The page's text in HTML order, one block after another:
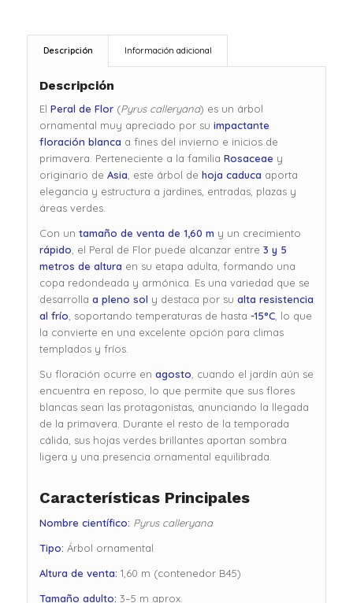
Descripción Información adicional
Descripción
El Peral de Flor(Pyrus calleryana) es un árbol
ornamental muy apreciado por su impactante
floración blanca a fines del invierno e inicios de
primavera. Perteneciente a la familia Rosaceae y
originario de Asia , este árbol de hoja caduca aporta
elegancia y estructura a jardines, entradas, plazas y
áreas verdes.
Con un tamaño de venta de 1,60 m y un crecimiento
rápido , el Peral de Flor puede alcanzar entre 3 y 5
metros de altura en su etapa adulta, formando una
copa redondeada y armónica. Es una variedad que se
desarrolla a pleno sol y destaca por su alta resistencia
al frío , soportando temperaturas de hasta -15°C, lo que
la convierte en una excelente opción para climas
templados y fríos.
Su floración ocurre en agosto , cuando el jardín aún se
encuentra en reposo, lo que permite que sus flores
blancas sean las protagonistas, anunciando la llegada
de la primavera. Durante el resto de la temporada
cálida, sus hojas verdes brillantes aportan sombra
ligera y una presencia ornamental equilibrada.
Características Principales
Nombre científico: Pyrus calleryana
Tipo: Árbol ornamental
Altura de venta: 1,60 m (contenedor B45)
Tamaño adulto: 3–5 m aprox.